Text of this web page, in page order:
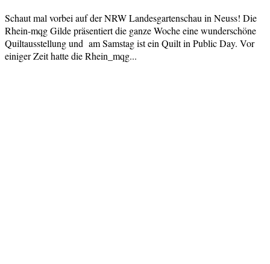
Schaut mal vorbei auf der NRW Landesgartenschau in Neuss! Die
Rhein-mqg Gilde präsentiert die ganze Woche eine wunderschöne
Quiltausstellung und am Samstag ist ein Quilt in Public Day. Vor
einiger Zeit hatte die Rhein_mqg...